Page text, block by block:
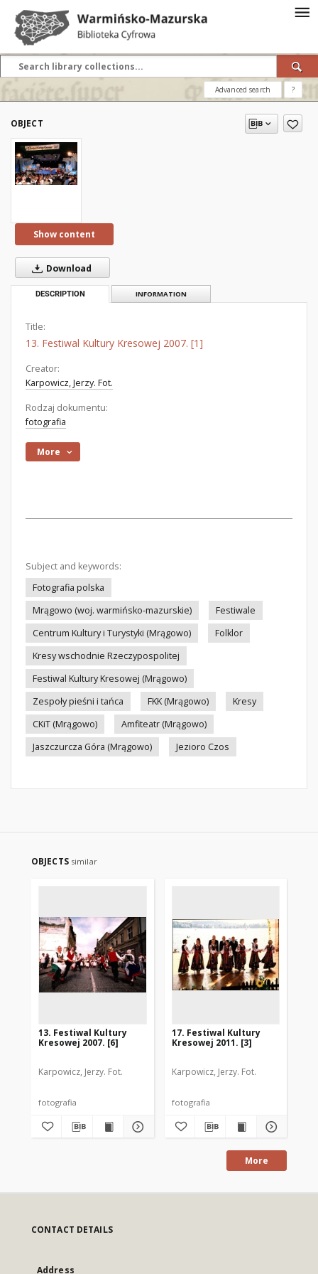
Advanced search ?
OBJECT
Show content
Download
DESCRIPTION INFORMATION
Title:
13. Festiwal Kultury Kresowej 2007. [1]
Creator:
Karpowicz, Jerzy. Fot.
Rodzaj dokumentu:
fotografia
More
Subject and keywords:
Fotografia polska
Mrągowo (woj. warmińsko-mazurskie)
Festiwale
Centrum Kultury i Turystyki (Mrągowo)
Folklor
Kresy wschodnie Rzeczypospolitej
Festiwal Kultury Kresowej (Mrągowo)
Zespoły pieśni i tańca
FKK (Mrągowo)
Kresy
CKiT (Mrągowo)
Amfiteatr (Mrągowo)
Jaszczurcza Góra (Mrągowo)
Jezioro Czos
OBJECTS similar
13. Festiwal Kultury
Kresowej 2007. [6]
Karpowicz, Jerzy. Fot.
fotografia
17. Festiwal Kultury
Kresowej 2011. [3]
Karpowicz, Jerzy. Fot.
fotografia
More
CONTACT DETAILS
Address